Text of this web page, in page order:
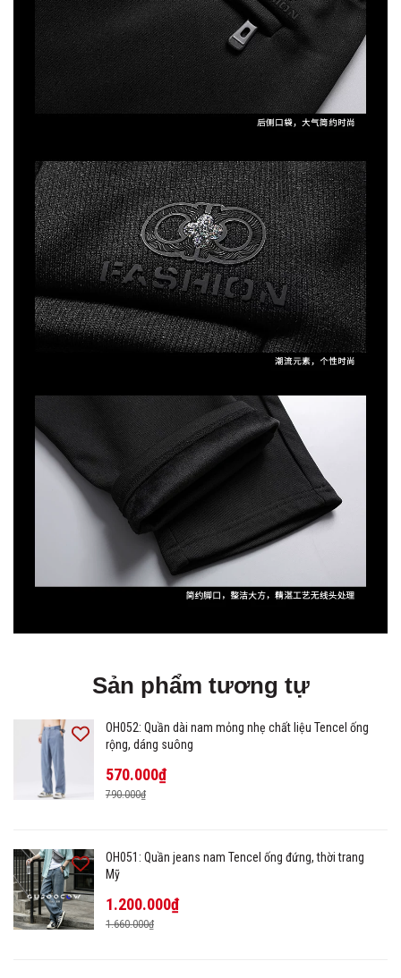
Sản phẩm tương tự
OH052: Quần dài nam mỏng nhẹ chất liệu Tencel ống
rộng, dáng suông
570.000₫
790.000₫
OH051: Quần jeans nam Tencel ống đứng, thời trang
Mỹ
1.200.000₫
1.660.000₫